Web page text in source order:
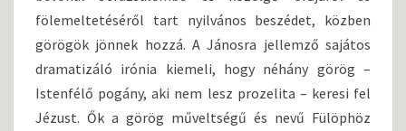
A
S
Á
R
N
A
fölemeltetéséről tart nyilvános beszédet, közben
görögök jönnek hozzá. A Jánosra jellemző sajátos
dramatizáló irónia kiemeli, hogy néhány görög –
Istenfélő pogány, aki nem lesz prozelita – keresi fel
Jézust. Ők a görög műveltségű és nevű Fülöphöz